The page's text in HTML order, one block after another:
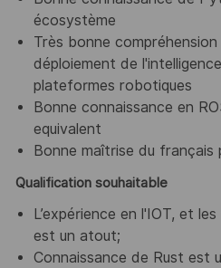
écosystème
Très bonne
déploiement de
plateformes robotiques
Bonne connaissance en
equivalent
Bonne maîtrise du français
Qualification souhaitable
L’expérience en l'IOT, et
est un atout;
Connaissance de Rust est